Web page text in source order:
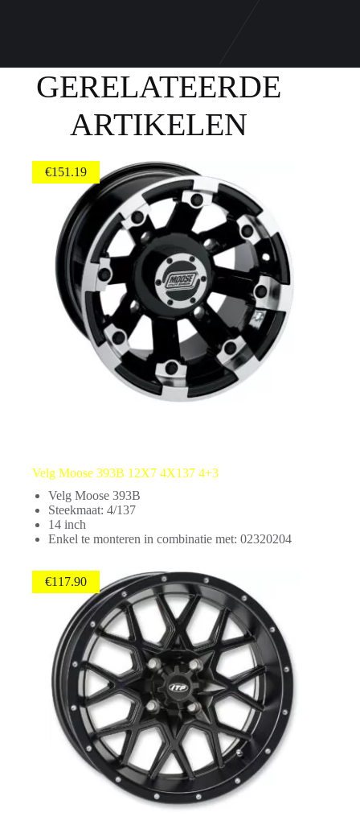
GERELATEERDE
ARTIKELEN
Velg Moose 393B 12X7 4X137 4+3
€151.19
Velg Moose 393B
Steekmaat: 4/137
14 inch
Enkel te monteren in combinatie met: 02320204
€117.90